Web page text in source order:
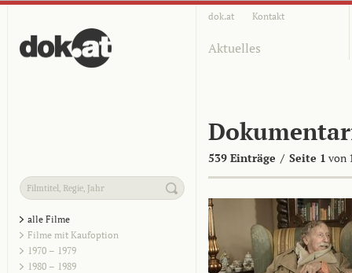
dok.at Kontakt
Aktuelles
539 Einträge / Seite 1 von
alle Filme
Filme mit Kaufoption
1970 – 1979
1980 – 1989